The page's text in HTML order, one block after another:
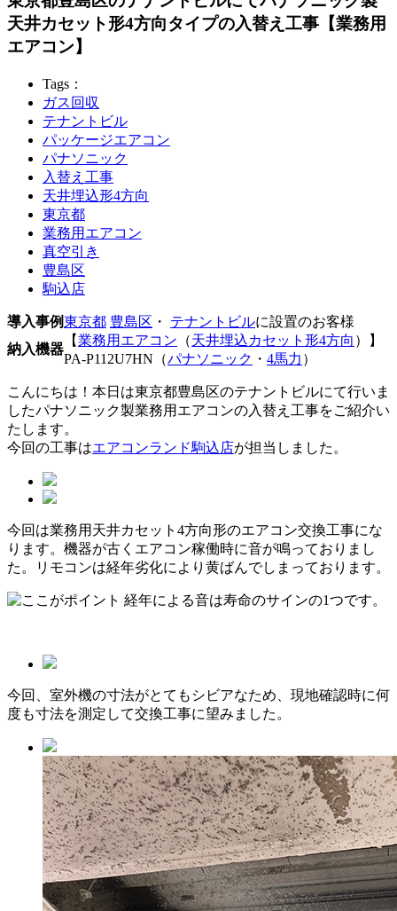
天井カセット形4方向タイプの入替え工事【業務用
エアコン】
Tags：
ガス回収
テナントビル
パッケージエアコン
パナソニック
入替え工事
天井埋込形4方向
東京都
業務用エアコン
真空引き
豊島区
駒込店
導入事例東京都 豊島区 ・ テナントビルに設置のお客様
納入機器
【業務用エアコン （天井埋込カセット形4方向 ）】
PA-P112U7HN（パナソニック ・ 4馬力 ）
こんにちは！本日は東京都豊島区のテナントビルにて行いま
したパナソニック製業務用エアコンの入替え工事をご紹介い
たします。
今回の工事はエアコンランド駒込店が担当しました。
今回は業務用天井カセット4方向形のエアコン交換工事にな
ります。機器が古くエアコン稼働時に音が鳴っておりまし
た。リモコンは経年劣化により黄ばんでしまっております。
経年による音は寿命のサインの1つです。
今回、室外機の寸法がとてもシビアなため、現地確認時に何
度も寸法を測定して交換工事に望みました。